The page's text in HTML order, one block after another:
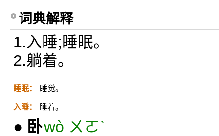
词典解释
1.入睡;睡眠。
2.躺着。
睡眠： 睡觉。
入睡： 睡着。
● 卧wò ㄨㄛˋ